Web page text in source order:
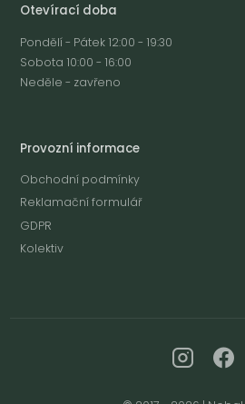
Otevírací doba
Pondělí - Pátek 12:00 - 19:30
Sobota 10:00 - 16:00
Neděle - zavřeno
Provozní informace
Obchodní podmínky
Reklamační formulář
GDPR
Kolektiv